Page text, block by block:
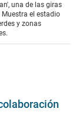
una de las giras
el estadio
y zonas